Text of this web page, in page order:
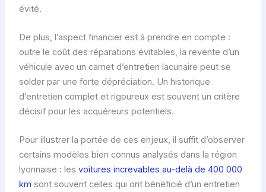
évité.
De plus, l’aspect financier est à prendre en compte :
outre le coût des réparations évitables, la revente d’un
véhicule avec un carnet d’entretien lacunaire peut se
solder par une forte dépréciation. Un historique
d’entretien complet et rigoureux est souvent un critère
décisif pour les acquéreurs potentiels.
Pour illustrer la portée de ces enjeux, il suffit d’observer
certains modèles bien connus analysés dans la région
lyonnaise : les voitures increvables au-delà de 400 000
km sont souvent celles qui ont bénéficié d’un entretien